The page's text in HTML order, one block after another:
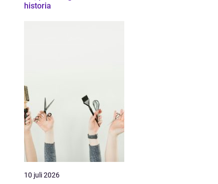
historia
10 juli 2026